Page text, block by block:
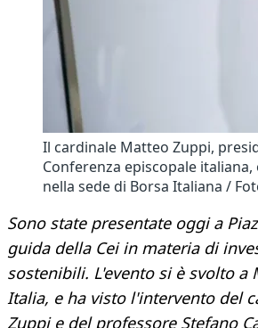
Il cardinale Matteo Zuppi,
Conferenza episcopale
nella sede di Borsa Italiana /
Sono state presentate oggi a
guida della Cei in materia di
sostenibili. L'evento si è svolto a
Italia, e ha visto l'intervento del
Zuppi e del professore Stefano